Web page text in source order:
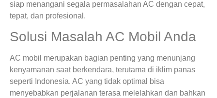
siap menangani segala permasalahan AC dengan cepat,
tepat, dan profesional.
Solusi Masalah AC Mobil Anda
AC mobil merupakan bagian penting yang menunjang
kenyamanan saat berkendara, terutama di iklim panas
seperti Indonesia. AC yang tidak optimal bisa
menyebabkan perjalanan terasa melelahkan dan bahkan